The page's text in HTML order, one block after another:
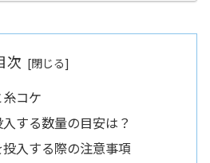
次
コケ
する数量の目安は？
入する際の注意事項